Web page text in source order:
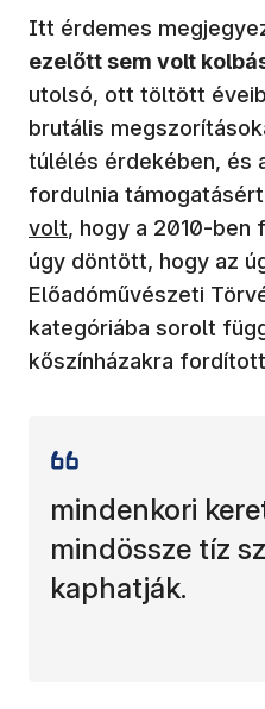
Itt érdemes
ezelőtt sem volt
utolsó, ott töltött
brutális
túlélés érdekében, és
fordulnia
volt, hogy a 2010-ben
úgy döntött, hogy az
Előadóművészeti
kategóriába sorolt
kőszínházakra fordított
mindenkori
mindössze tíz
kaphatják.